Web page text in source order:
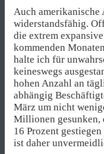
Auch
widerstandsfähig.
die extrem
kommenden
halte ich für
keineswegs
hohen Anzahl an
abhängig
März um nicht
Millionen gesunken,
16 Prozent
ist daher